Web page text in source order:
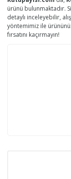
ürünü bulunmaktadır.
detaylı inceleyebilir,
yöntemimiz ile
fırsatını kaçırmayın!